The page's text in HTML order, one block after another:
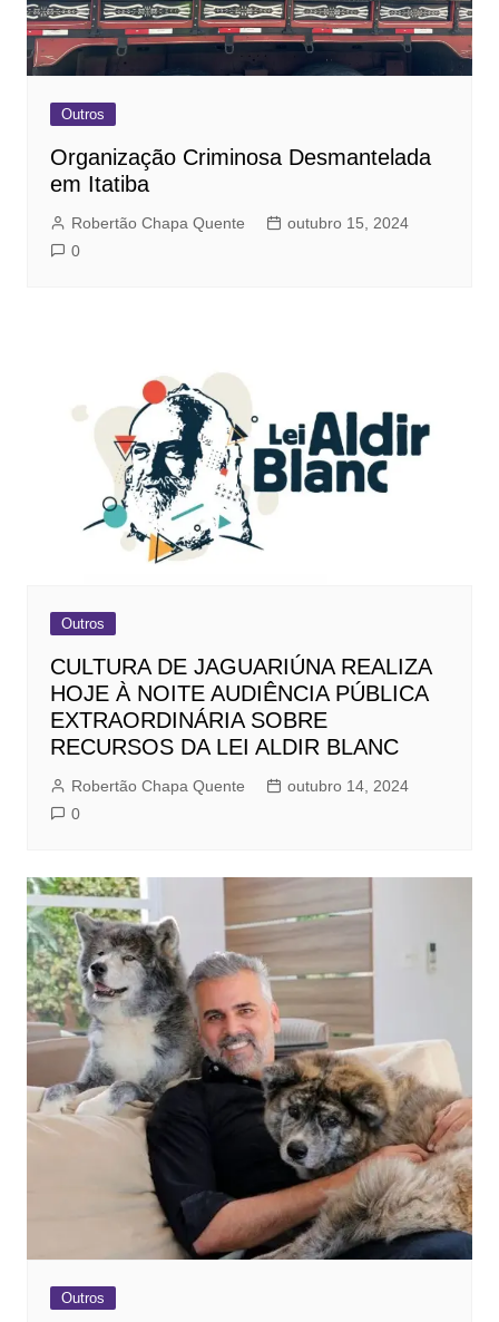
Outros
Organização Criminosa Desmantelada
em Itatiba
Robertão Chapa Quente
outubro 15, 2024
0
Outros
CULTURA DE JAGUARIÚNA REALIZA
HOJE À NOITE AUDIÊNCIA PÚBLICA
EXTRAORDINÁRIA SOBRE
RECURSOS DA LEI ALDIR BLANC
Robertão Chapa Quente
outubro 14, 2024
0
Outros